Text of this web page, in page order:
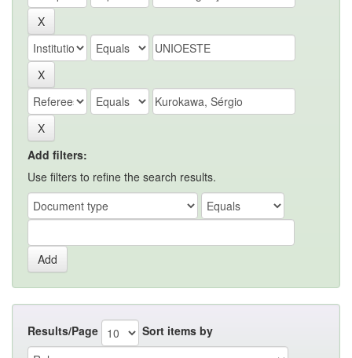
Add filters:
Use filters to refine the search results.
Results/Page Sort items by